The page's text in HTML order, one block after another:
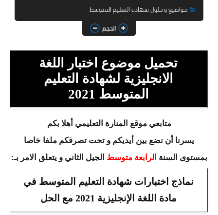
السنة الثالثة ابتدائي
السنة الرابعة ابتدائي
السنة الخامسة ابتدائي
شهادة التعليم الابتدائي
التعليم المتوسط
السنة الاولى متوسط
السنة الثالثة متوسط
مواضيع و حلول شهادة التعليم المتوسط
الحجم
تحميل موضوع اختبار اللغة
الانجليزية لشهادة التعليم
المتوسط 2021
متابعي موقع المنارة التعليمي أهلا بكم
يسرنا أن نضع بين أيديكم و تحت تصرفكم ملفا خاصا
بمستوى السنة الرابعة متوسط الجيل الثاني و يتعلق الامر بـ:
نماذج اختبارات شهادة التعليم المتوسط في
مادة اللغة الإنجليزية 2021 مع الحل